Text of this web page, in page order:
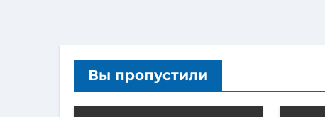
Вы пропустили